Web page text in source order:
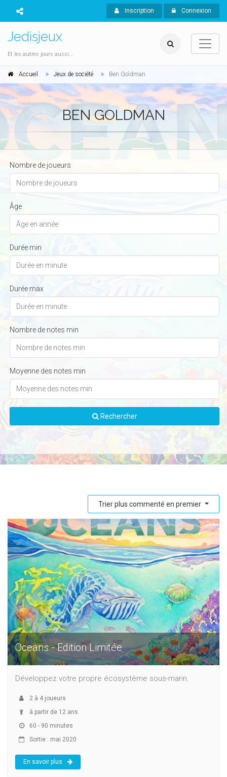
Inscription Connexion
Jedisjeux
Et les autres jours aussi...
Accueil Jeux de société Ben Goldman
BEN GOLDMAN
Nombre de joueurs
Âge
Durée min
Durée max
Nombre de notes min
Moyenne des notes min
Rechercher
Trier plus commenté en premier
Oceans - Edition Limitée
Développez votre propre écosystème sous-marin.
2 à 4 joueurs
à partir de 12 ans
60 - 90 minutes
Sortie : mai 2020
En savoir plus